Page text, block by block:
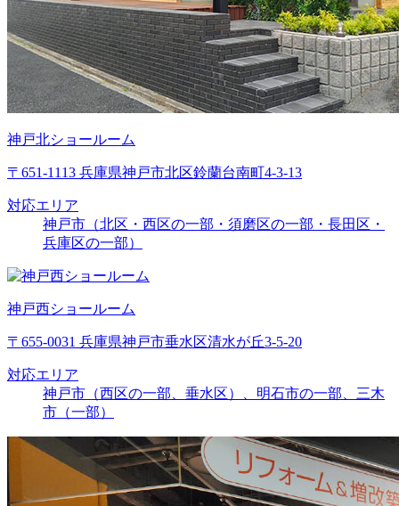
神戸北ショールーム
〒651-1113 兵庫県神戸市北区鈴蘭台南町4-3-13
対応エリア
神戸市（北区・西区の一部・須磨区の一部・長田区・
兵庫区の一部）
神戸西ショールーム
〒655-0031 兵庫県神戸市垂水区清水が丘3-5-20
対応エリア
神戸市（西区の一部、垂水区）、明石市の一部、三木
市（一部）